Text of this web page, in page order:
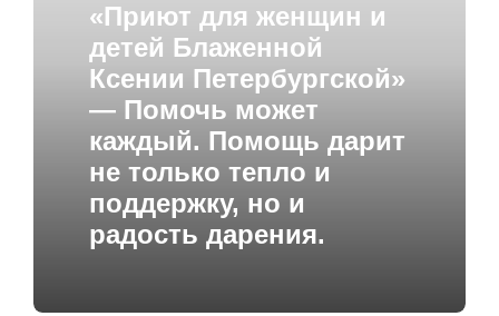
«Приют для женщин и
детей Блаженной
Ксении Петербургской»
— Помочь может
каждый. Помощь дарит
не только тепло и
поддержку, но и
радость дарения.